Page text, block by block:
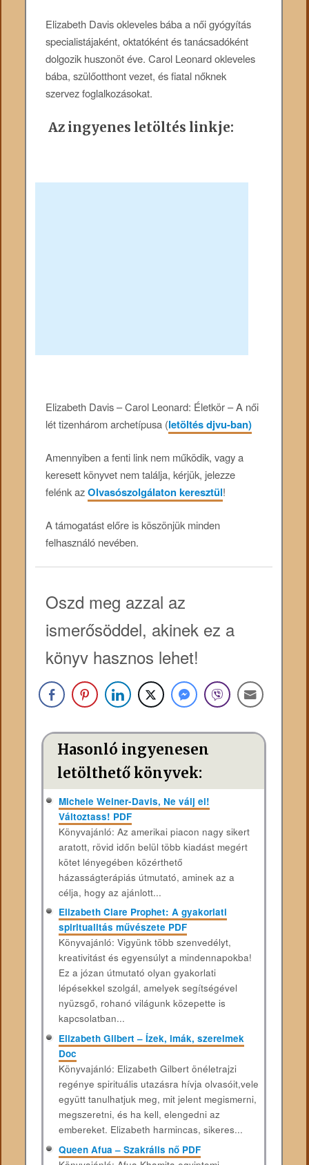
Elizabeth Davis okleveles bába a női gyógyítás
specialistájaként, oktatóként és tanácsadóként
dolgozik huszonöt éve. Carol Leonard okleveles
bába, szülőotthont vezet, és fiatal nőknek
szervez foglalkozásokat.
Az ingyenes letöltés linkje:
Elizabeth Davis – Carol Leonard: Életkör – A női
lét tizenhárom archetípusa (letöltés djvu-ban)
Amennyiben a fenti link nem működik, vagy a
keresett könyvet nem találja, kérjük, jelezze
felénk azOlvasószolgálaton keresztül!
A támogatást előre is köszönjük minden
felhasználó nevében.
Oszd meg azzal az
ismerősöddel, akinek ez a
könyv hasznos lehet!
Hasonló ingyenesen
letölthető könyvek:
Michele Weiner-Davis, Ne válj el!
Változtass! PDF
Könyvajánló: Az amerikai piacon nagy sikert
aratott, rövid időn belül több kiadást megért
kötet lényegében közérthető
házasságterápiás útmutató, aminek az a
célja, hogy az ajánlott...
Elizabeth Clare Prophet: A gyakorlati
spiritualitás művészete PDF
Könyvajánló: Vigyünk több szenvedélyt,
kreativitást és egyensúlyt a mindennapokba!
Ez a józan útmutató olyan gyakorlati
lépésekkel szolgál, amelyek segítségével
nyüzsgő, rohanó világunk közepette is
kapcsolatban...
Elizabeth Gilbert – Ízek, imák, szerelmek
Doc
Könyvajánló: Elizabeth Gilbert önéletrajzi
regénye spirituális utazásra hívja olvasóit,vele
együtt tanulhatjuk meg, mit jelent megismerni,
megszeretni, és ha kell, elengedni az
embereket. Elizabeth harmincas, sikeres...
Queen Afua – Szakrális ​nő PDF